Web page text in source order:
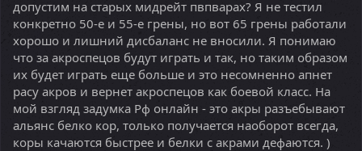
допустим на старых мидрейт пвпварах? Я не тестил
конкретно 50-е и 55-е грены, но вот 65 грены работали
хорошо и лишний дисбаланс не вносили. Я понимаю
что за акроспецов будут играть и так, но таким образом
их будет играть еще больше и это несомненно апнет
расу акров и вернет акроспецов как боевой класс. На
мой взгляд задумка Рф онлайн - это акры разъебывают
альянс белко кор, только получается наоборот всегда,
коры качаются быстрее и белки с акрами дефаются. )